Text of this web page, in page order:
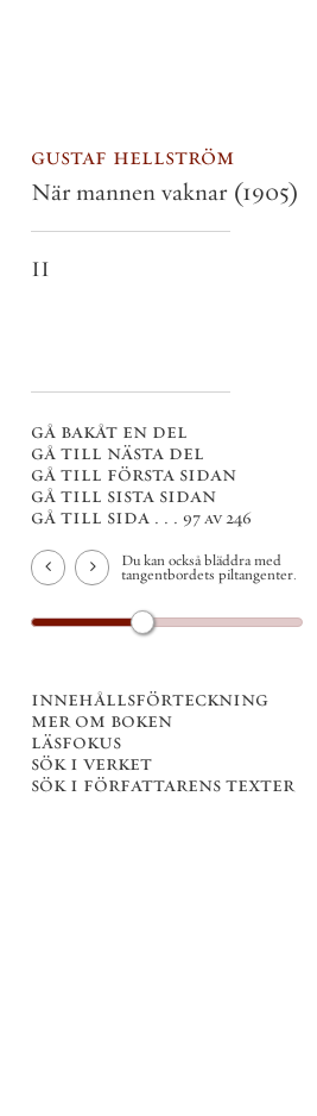
gustaf hellström
När mannen vaknar (1905)
II
gå bakåt en del
gå till nästa del
gå till första sidan
gå till sista sidan
gå till sida . . . 97 av 246
Du kan också bläddra med
tangentbordets piltangenter.
innehållsförteckning
mer om boken
läsfokus
sök i verket
sök i författarens texter